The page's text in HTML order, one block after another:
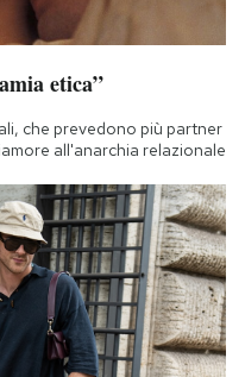
etica”
che prevedono più partner
all'anarchia relazionale